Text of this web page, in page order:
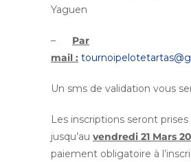
Yaguen
– Par
mail :
Un sms de validation vous
Les inscriptions seront prises
jusqu’au vendredi 21 Mars
paiement obligatoire à